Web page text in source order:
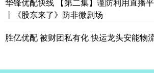
丨《股东来了》防非微剧场
胜亿优配 被财团私有化 快运龙头安能物